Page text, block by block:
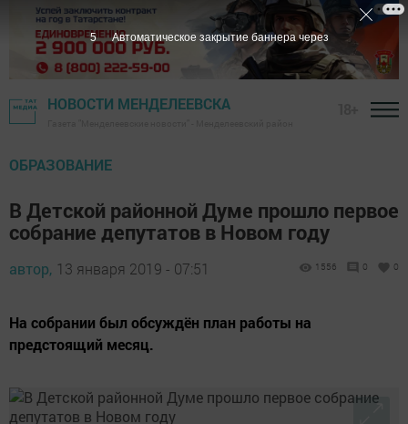
НОВОСТИ МЕНДЕЛЕЕВСКА
ОБРАЗОВАНИЕ
В Детской районной Думе прошло первое
собрание депутатов в Новом году
автор, 13 января 2019 - 07:51 1556 0 0
На собрании был обсуждён план работы на
предстоящий месяц.
4 Автоматическое закрытие баннера через